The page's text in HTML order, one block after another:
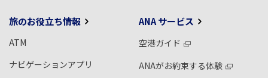
旅のお役立ち情報
ATM
ナビゲーションアプリ
ANA サービス
空港ガイド
ANAがお約束する体験